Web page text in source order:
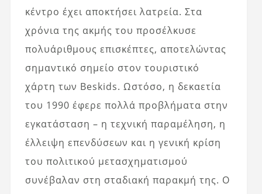
κέντρο έχει αποκτήσει λατρεία. Στα
χρόνια της ακμής του προσέλκυσε
πολυάριθμους επισκέπτες, αποτελώντας
σημαντικό σημείο στον τουριστικό
χάρτη των Beskids. Ωστόσο, η δεκαετία
του 1990 έφερε πολλά προβλήματα στην
εγκατάσταση – η τεχνική παραμέληση, η
έλλειψη επενδύσεων και η γενική κρίση
του πολιτικού μετασχηματισμού
συνέβαλαν στη σταδιακή παρακμή της. Ο